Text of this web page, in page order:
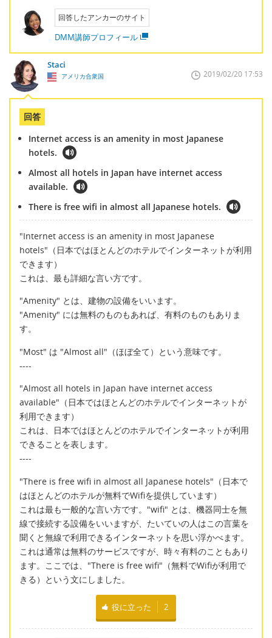
回答したアンカーのサイト
DMM講師プロフィール
Staci
アメリカ合衆国 2019/02/20 17:53
回答
Internet access is an amenity in most Japanese
hotels.
Almost all hotels in Japan have internet access
available.
There is free wifi in almost all Japanese hotels.
"Internet access is an amenity in most Japanese
hotels"（日本ではほとんどのホテルでインターネットが利用
できます）
これは、最も詳細な言い方です。
"Amenity" とは、建物の設備をいいます。
"Amenity" には無料のものもあれば、有料のものもありま
す。
"Most" は "Almost all"（ほぼ全て）という意味です。
----
"Almost all hotels in Japan have internet access
available"（日本ではほとんどのホテルでインターネットが
利用できます）
これは、日本ではほとんどのホテルでインターネットが利用
できることを表します。
----
"There is free wifi in almost all Japanese hotels"（日本で
はほとんどのホテルが無料でWifiを提供しています）
これは最も一般的な言い方です。"wifi" とは、機器同士を無
線で接続する設備をいいますが、たいていの人はこの言葉を
聞くと無線で利用できるインターネットを思い浮かべます。
これは通常は無料のサービスですが、時々有料のこともあり
ます。ここでは、"There is free wifi"（無料でWifiが利用で
きる）という文にしました。
役に立った 2